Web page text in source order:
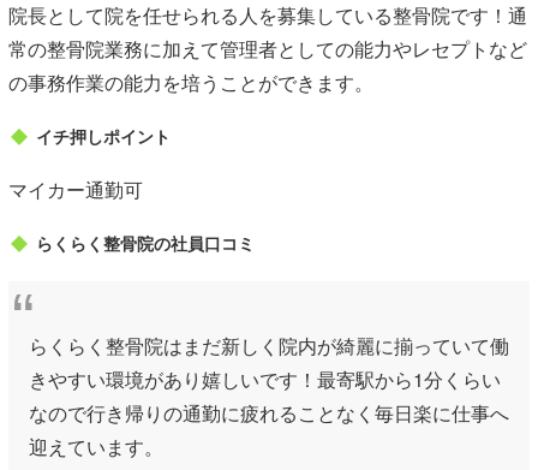
院長として院を任せられる人を募集している整骨院です！通
常の整骨院業務に加えて管理者としての能力やレセプトなど
の事務作業の能力を培うことができます。
イチ押しポイント
マイカー通勤可
らくらく整骨院の社員口コミ
らくらく整骨院はまだ新しく院内が綺麗に揃っていて働
きやすい環境があり嬉しいです！最寄駅から1分くらい
なので行き帰りの通勤に疲れることなく毎日楽に仕事へ
迎えています。